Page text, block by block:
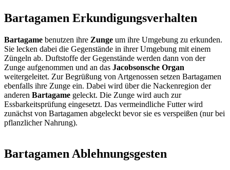
Bartagamen Erkundigungsverhalten
Bartagame benutzen ihre Zunge um ihre Umgebung zu erkunden.
Sie lecken dabei die Gegenstände in ihrer Umgebung mit einem
Züngeln ab. Duftstoffe der Gegenstände werden dann von der
Zunge aufgenommen und an das Jacobsonsche Organ
weitergeleitet. Zur Begrüßung von Artgenossen setzen Bartagamen
ebenfalls ihre Zunge ein. Dabei wird über die Nackenregion der
anderen Bartagame geleckt. Die Zunge wird auch zur
Essbarkeitsprüfung eingesetzt. Das vermeindliche Futter wird
zunächst von Bartagamen abgeleckt bevor sie es verspeißen (nur bei
pflanzlicher Nahrung).
Bartagamen Ablehnungsgesten